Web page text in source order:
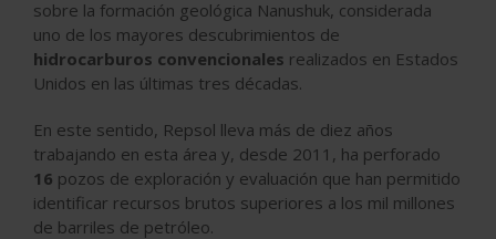
sobre la formación geológica Nanushuk, considerada
uno de los mayores descubrimientos de
hidrocarburos convencionales realizados en Estados
Unidos en las últimas tres décadas.
En este sentido, Repsol lleva más de diez años
trabajando en esta área y, desde 2011, ha perforado
16 pozos de exploración y evaluación que han permitido
identificar recursos brutos superiores a los mil millones
de barriles de petróleo.